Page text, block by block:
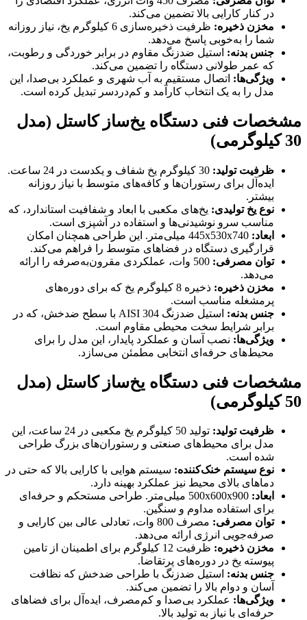
در کنار کارایی بالا تضمین می‌کند.
مخزن ذخیره:
ظرفیت ذخیره‌سازی 6 کیلوگرم یخ، نیاز روزانه
شما را به‌خوبی پاسخ می‌دهد.
جنس بدنه: استیل ضدزنگ مقاوم در برابر خوردگی و رطوبت،
که عمر طولانی دستگاه را تضمین می‌کند.
ویژگی‌ها: اتصال مستقیم به آب شهری و عملکرد بی‌صدا، این
مدل را به یک انتخاب کارآمد و کم‌دردسر تبدیل کرده است.
مشخصات فنی دستگاه یخ‌ساز کاستل (مدل
30 کیلوگرمی)
ظرفیت تولید:
30 کیلوگرم یخ شفاف و یکدست در 24 ساعت.
ایده‌آل برای رستوران‌ها و کافه‌های متوسط با نیاز روزانه
بیشتر.
نوع یخ تولیدی: یخ‌های مکعبی با ابعاد و شفافیت استاندارد، که
مناسب سرو نوشیدنی‌ها و استفاده در آشپزی است.
ابعاد:
445x530x740 میلی‌متر. این طراحی همچنان امکان
قرارگیری دستگاه در فضاهای متوسط را فراهم می‌کند.
توان مصرفی:
500 وات، عملکردی مقرون‌به‌صرفه را ارائه
می‌دهد.
مخزن ذخیره:
ذخیره 8 کیلوگرم یخ که برای دوره‌های
پرمشغله مناسب است.
جنس بدنه:
استیل ضدزنگ AISI 304 با سطح ضدخش، که در
برابر شرایط سخت محیطی مقاوم است.
ویژگی‌ها: نصب آسان و عملکرد پایدار، این مدل را برای
محیط‌های حرفه‌ای انتخابی مطمئن می‌سازد.
مشخصات فنی دستگاه یخ‌ساز کاستل (مدل
50 کیلوگرمی)
ظرفیت تولید:
تولید 50 کیلوگرم یخ مکعبی در 24 ساعت، این
مدل برای محیط‌های صنعتی و رستوران‌های بزرگ طراحی
شده است.
نوع سیستم خنک‌کننده: سیستم هوایی با کارایی بالا که حتی در
دماهای بالای محیط نیز عملکرد بهینه دارد.
ابعاد:
500x600x900 میلی‌متر. طراحی مستحکم و حرفه‌ای
برای استفاده مداوم و سنگین.
توان مصرفی:
مصرف 800 وات، تعادلی عالی بین کارایی و
صرفه‌جویی انرژی ارائه می‌دهد.
مخزن ذخیره:
ظرفیت 12 کیلوگرم برای اطمینان از تامین
پیوسته یخ در دوره‌های پرتقاضا.
جنس بدنه: استیل ضدزنگ با طراحی ضدخش که نظافت
آسان و دوام بالا را تضمین می‌کند.
ویژگی‌ها: عملکرد بی‌صدا و کم‌مصرف، ایده‌آل برای فضاهای
حرفه‌ای با نیاز به تولید بالا.